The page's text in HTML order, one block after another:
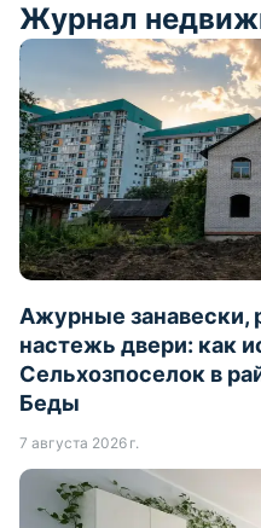
Журнал
Ажурные занавески,
настежь двери: как
Сельхозпоселок в
Беды
7 августа 2026 г.